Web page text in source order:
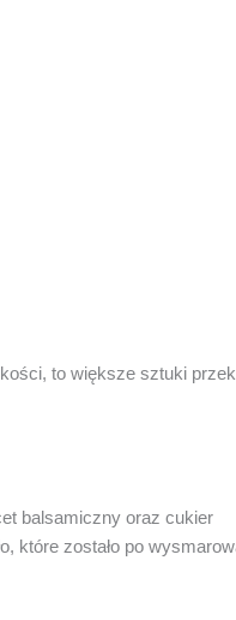
to większe sztuki
balsamiczny oraz cukier
które zostało po